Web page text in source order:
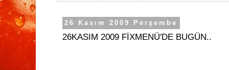
26 Kasım 2009 Perşembe
26KASIM 2009 FİXMENÜ'DE BUGÜN..